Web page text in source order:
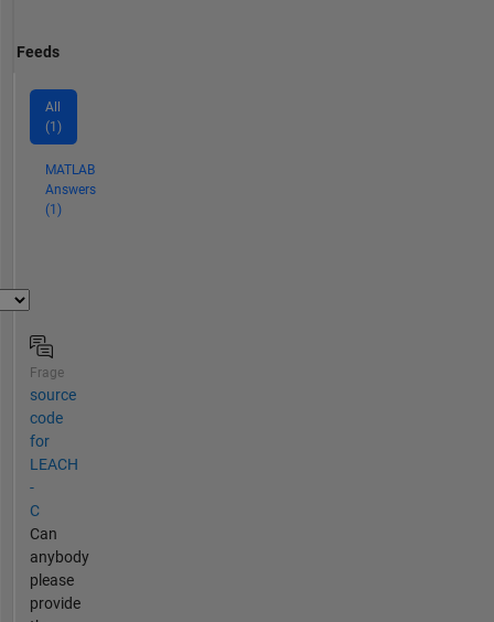
Feeds
All
(1)
MATLAB
Answers
(1)
Frage
source
code
for
LEACH
-
C
Can
anybody
please
provide